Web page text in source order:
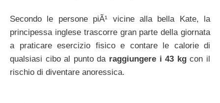
Secondo le persone piÃ¹ vicine alla bella Kate, la
principessa inglese trascorre gran parte della giornata
a praticare esercizio fisico e contare le calorie di
qualsiasi cibo al punto da raggiungere i 43 kgcon il
rischio di diventare anoressica.